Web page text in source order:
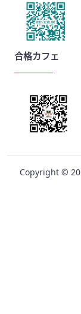
合格カフェ
Copyright ©